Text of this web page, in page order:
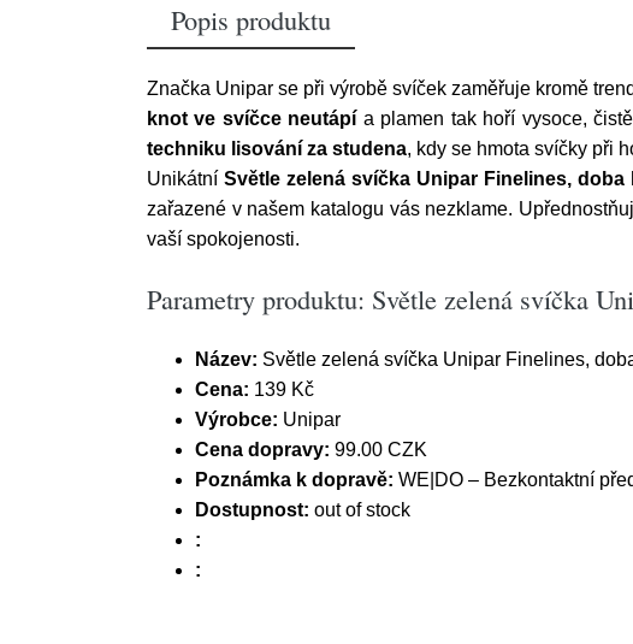
Popis produktu
Značka Unipar se při výrobě svíček zaměřuje kromě
knot ve svíčce neutápí a plamen tak hoří vysoce,
techniku lisování za studena, kdy se hmota svíčky při
Unikátní Světle zelená svíčka Unipar Finelines, doba
zařazené v našem katalogu vás nezklame.
vaší spokojenosti.
Parametry produktu: Světle zelená svíčka
Název: Světle zelená svíčka Unipar Finelines,
Cena: 139 Kč
Výrobce: Unipar
Cena dopravy: 99.00 CZK
Poznámka k dopravě: WE|DO – Bezkontaktní
Dostupnost: out of stock
:
: